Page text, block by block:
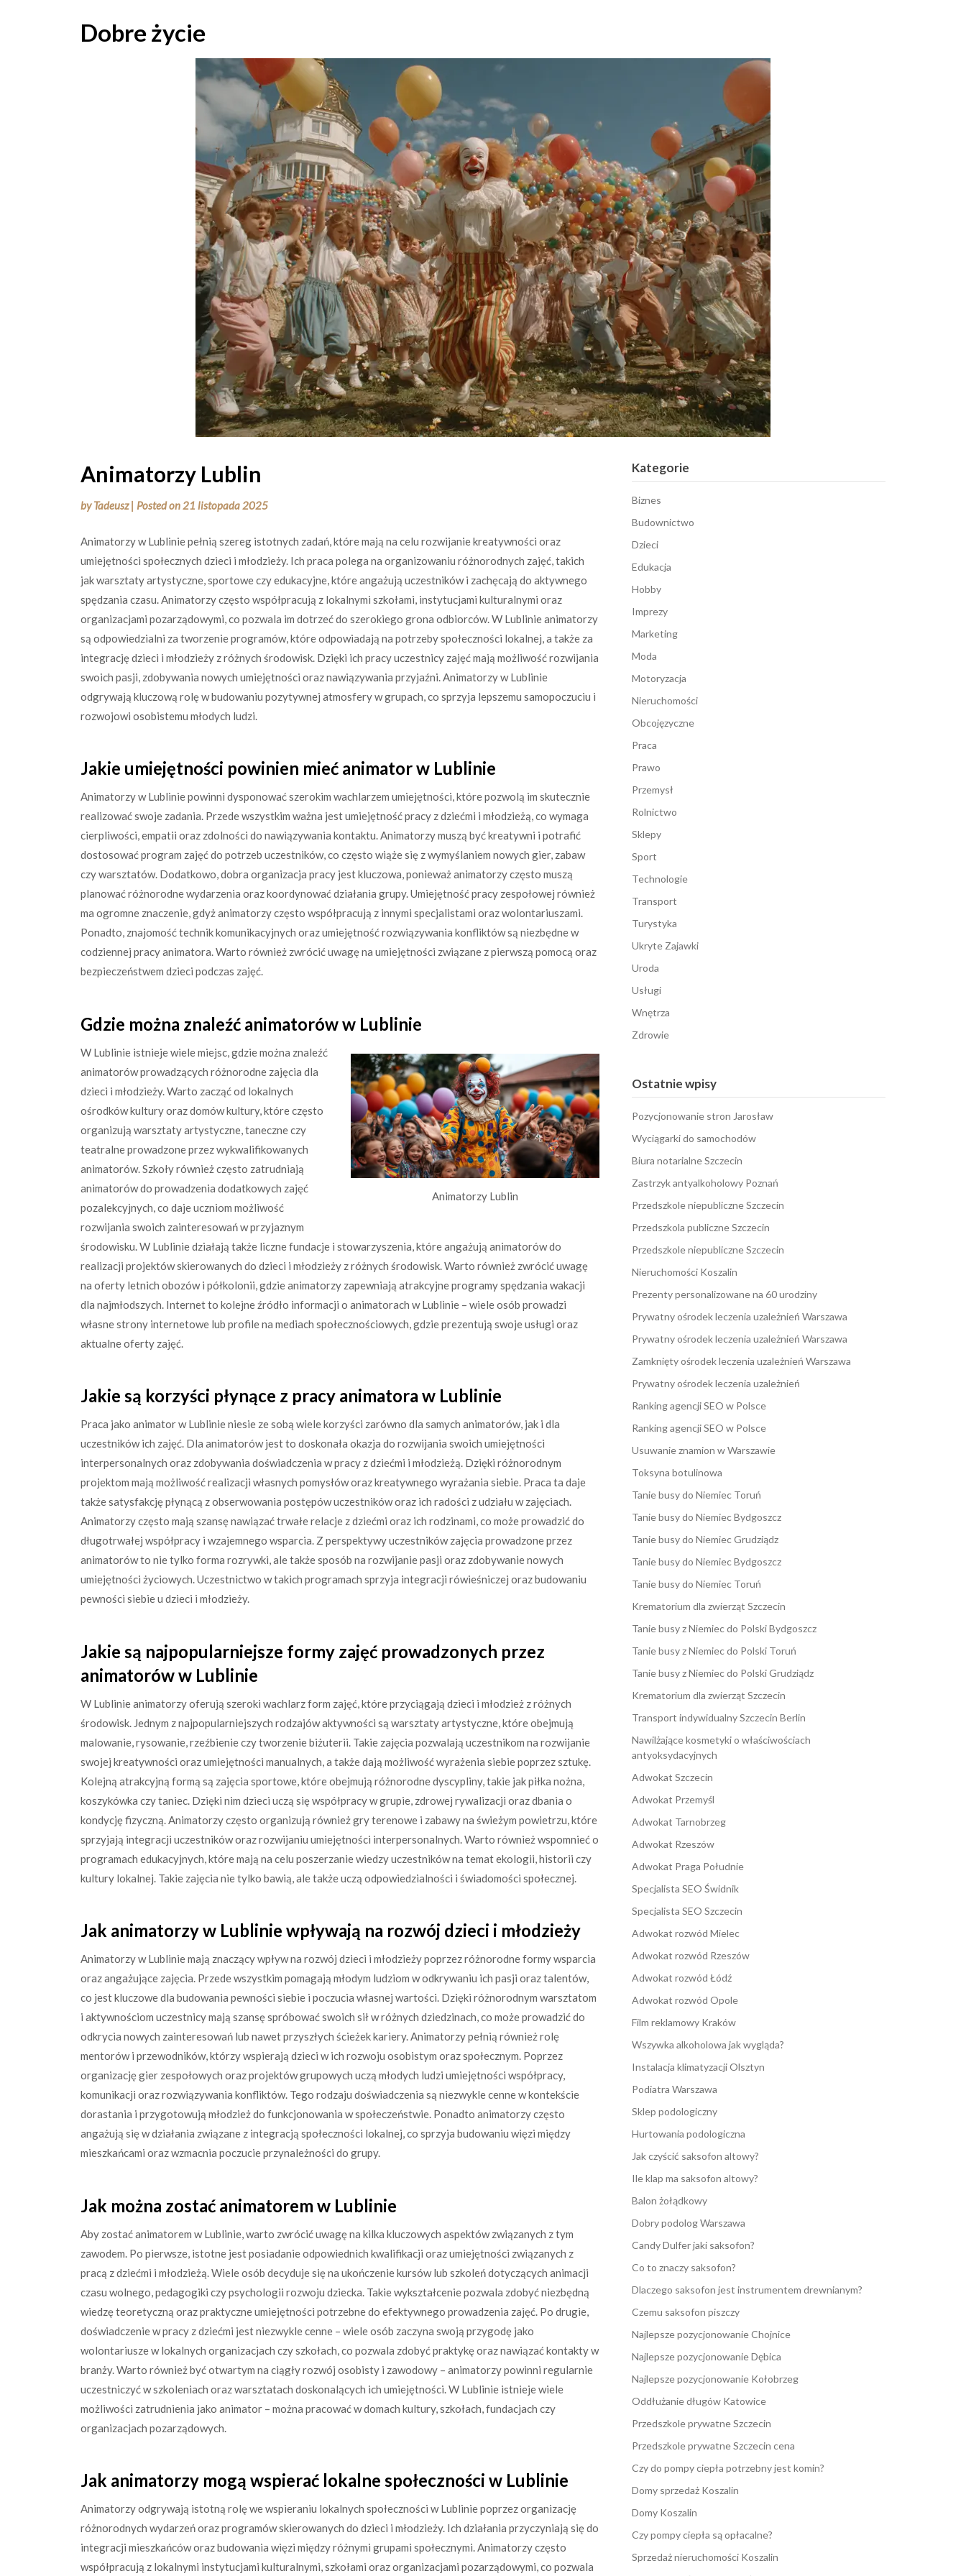
Dobre życie
Animatorzy Lublin
byTadeusz | Posted on21 listopada 2025
Animatorzy w Lublinie pełnią szereg istotnych zadań, które mają na celu rozwijanie kreatywności oraz
umiejętności społecznych dzieci i młodzieży. Ich praca polega na organizowaniu różnorodnych zajęć, takich
jak warsztaty artystyczne, sportowe czy edukacyjne, które angażują uczestników i zachęcają do aktywnego
spędzania czasu. Animatorzy często współpracują z lokalnymi szkołami, instytucjami kulturalnymi oraz
organizacjami pozarządowymi, co pozwala im dotrzeć do szerokiego grona odbiorców. W Lublinie animatorzy
są odpowiedzialni za tworzenie programów, które odpowiadają na potrzeby społeczności lokalnej, a także za
integrację dzieci i młodzieży z różnych środowisk. Dzięki ich pracy uczestnicy zajęć mają możliwość rozwijania
swoich pasji, zdobywania nowych umiejętności oraz nawiązywania przyjaźni. Animatorzy w Lublinie
odgrywają kluczową rolę w budowaniu pozytywnej atmosfery w grupach, co sprzyja lepszemu samopoczuciu i
rozwojowi osobistemu młodych ludzi.
Jakie umiejętności powinien mieć animator w Lublinie
Animatorzy w Lublinie powinni dysponować szerokim wachlarzem umiejętności, które pozwolą im skutecznie
realizować swoje zadania. Przede wszystkim ważna jest umiejętność pracy z dziećmi i młodzieżą, co wymaga
cierpliwości, empatii oraz zdolności do nawiązywania kontaktu. Animatorzy muszą być kreatywni i potrafić
dostosować program zajęć do potrzeb uczestników, co często wiąże się z wymyślaniem nowych gier, zabaw
czy warsztatów. Dodatkowo, dobra organizacja pracy jest kluczowa, ponieważ animatorzy często muszą
planować różnorodne wydarzenia oraz koordynować działania grupy. Umiejętność pracy zespołowej również
ma ogromne znaczenie, gdyż animatorzy często współpracują z innymi specjalistami oraz wolontariuszami.
Ponadto, znajomość technik komunikacyjnych oraz umiejętność rozwiązywania konfliktów są niezbędne w
codziennej pracy animatora. Warto również zwrócić uwagę na umiejętności związane z pierwszą pomocą oraz
bezpieczeństwem dzieci podczas zajęć.
Gdzie można znaleźć animatorów w Lublinie
Animatorzy Lublin
W Lublinie istnieje wiele miejsc, gdzie można znaleźć
animatorów prowadzących różnorodne zajęcia dla
dzieci i młodzieży. Warto zacząć od lokalnych
ośrodków kultury oraz domów kultury, które często
organizują warsztaty artystyczne, taneczne czy
teatralne prowadzone przez wykwalifikowanych
animatorów. Szkoły również często zatrudniają
animatorów do prowadzenia dodatkowych zajęć
pozalekcyjnych, co daje uczniom możliwość
rozwijania swoich zainteresowań w przyjaznym
środowisku. W Lublinie działają także liczne fundacje i stowarzyszenia, które angażują animatorów do
realizacji projektów skierowanych do dzieci i młodzieży z różnych środowisk. Warto również zwrócić uwagę
na oferty letnich obozów i półkolonii, gdzie animatorzy zapewniają atrakcyjne programy spędzania wakacji
dla najmłodszych. Internet to kolejne źródło informacji o animatorach w Lublinie – wiele osób prowadzi
własne strony internetowe lub profile na mediach społecznościowych, gdzie prezentują swoje usługi oraz
aktualne oferty zajęć.
Jakie są korzyści płynące z pracy animatora w Lublinie
Praca jako animator w Lublinie niesie ze sobą wiele korzyści zarówno dla samych animatorów, jak i dla
uczestników ich zajęć. Dla animatorów jest to doskonała okazja do rozwijania swoich umiejętności
interpersonalnych oraz zdobywania doświadczenia w pracy z dziećmi i młodzieżą. Dzięki różnorodnym
projektom mają możliwość realizacji własnych pomysłów oraz kreatywnego wyrażania siebie. Praca ta daje
także satysfakcję płynącą z obserwowania postępów uczestników oraz ich radości z udziału w zajęciach.
Animatorzy często mają szansę nawiązać trwałe relacje z dziećmi oraz ich rodzinami, co może prowadzić do
długotrwałej współpracy i wzajemnego wsparcia. Z perspektywy uczestników zajęcia prowadzone przez
animatorów to nie tylko forma rozrywki, ale także sposób na rozwijanie pasji oraz zdobywanie nowych
umiejętności życiowych. Uczestnictwo w takich programach sprzyja integracji rówieśniczej oraz budowaniu
pewności siebie u dzieci i młodzieży.
Jakie są najpopularniejsze formy zajęć prowadzonych przez
animatorów w Lublinie
W Lublinie animatorzy oferują szeroki wachlarz form zajęć, które przyciągają dzieci i młodzież z różnych
środowisk. Jednym z najpopularniejszych rodzajów aktywności są warsztaty artystyczne, które obejmują
malowanie, rysowanie, rzeźbienie czy tworzenie biżuterii. Takie zajęcia pozwalają uczestnikom na rozwijanie
swojej kreatywności oraz umiejętności manualnych, a także dają możliwość wyrażenia siebie poprzez sztukę.
Kolejną atrakcyjną formą są zajęcia sportowe, które obejmują różnorodne dyscypliny, takie jak piłka nożna,
koszykówka czy taniec. Dzięki nim dzieci uczą się współpracy w grupie, zdrowej rywalizacji oraz dbania o
kondycję fizyczną. Animatorzy często organizują również gry terenowe i zabawy na świeżym powietrzu, które
sprzyjają integracji uczestników oraz rozwijaniu umiejętności interpersonalnych. Warto również wspomnieć o
programach edukacyjnych, które mają na celu poszerzanie wiedzy uczestników na temat ekologii, historii czy
kultury lokalnej. Takie zajęcia nie tylko bawią, ale także uczą odpowiedzialności i świadomości społecznej.
Jak animatorzy w Lublinie wpływają na rozwój dzieci i młodzieży
Animatorzy w Lublinie mają znaczący wpływ na rozwój dzieci i młodzieży poprzez różnorodne formy wsparcia
oraz angażujące zajęcia. Przede wszystkim pomagają młodym ludziom w odkrywaniu ich pasji oraz talentów,
co jest kluczowe dla budowania pewności siebie i poczucia własnej wartości. Dzięki różnorodnym warsztatom
i aktywnościom uczestnicy mają szansę spróbować swoich sił w różnych dziedzinach, co może prowadzić do
odkrycia nowych zainteresowań lub nawet przyszłych ścieżek kariery. Animatorzy pełnią również rolę
mentorów i przewodników, którzy wspierają dzieci w ich rozwoju osobistym oraz społecznym. Poprzez
organizację gier zespołowych oraz projektów grupowych uczą młodych ludzi umiejętności współpracy,
komunikacji oraz rozwiązywania konfliktów. Tego rodzaju doświadczenia są niezwykle cenne w kontekście
dorastania i przygotowują młodzież do funkcjonowania w społeczeństwie. Ponadto animatorzy często
angażują się w działania związane z integracją społeczności lokalnej, co sprzyja budowaniu więzi między
mieszkańcami oraz wzmacnia poczucie przynależności do grupy.
Jak można zostać animatorem w Lublinie
Aby zostać animatorem w Lublinie, warto zwrócić uwagę na kilka kluczowych aspektów związanych z tym
zawodem. Po pierwsze, istotne jest posiadanie odpowiednich kwalifikacji oraz umiejętności związanych z
pracą z dziećmi i młodzieżą. Wiele osób decyduje się na ukończenie kursów lub szkoleń dotyczących animacji
czasu wolnego, pedagogiki czy psychologii rozwoju dziecka. Takie wykształcenie pozwala zdobyć niezbędną
wiedzę teoretyczną oraz praktyczne umiejętności potrzebne do efektywnego prowadzenia zajęć. Po drugie,
doświadczenie w pracy z dziećmi jest niezwykle cenne – wiele osób zaczyna swoją przygodę jako
wolontariusze w lokalnych organizacjach czy szkołach, co pozwala zdobyć praktykę oraz nawiązać kontakty w
branży. Warto również być otwartym na ciągły rozwój osobisty i zawodowy – animatorzy powinni regularnie
uczestniczyć w szkoleniach oraz warsztatach doskonalących ich umiejętności. W Lublinie istnieje wiele
możliwości zatrudnienia jako animator – można pracować w domach kultury, szkołach, fundacjach czy
organizacjach pozarządowych.
Jak animatorzy mogą wspierać lokalne społeczności w Lublinie
Animatorzy odgrywają istotną rolę we wspieraniu lokalnych społeczności w Lublinie poprzez organizację
różnorodnych wydarzeń oraz programów skierowanych do dzieci i młodzieży. Ich działania przyczyniają się do
integracji mieszkańców oraz budowania więzi między różnymi grupami społecznymi. Animatorzy często
współpracują z lokalnymi instytucjami kulturalnymi, szkołami oraz organizacjami pozarządowymi, co pozwala
Kategorie
Biznes
Budownictwo
Dzieci
Edukacja
Hobby
Imprezy
Marketing
Moda
Motoryzacja
Nieruchomości
Obcojęzyczne
Praca
Prawo
Przemysł
Rolnictwo
Sklepy
Sport
Technologie
Transport
Turystyka
Ukryte Zajawki
Uroda
Usługi
Wnętrza
Zdrowie
Ostatnie wpisy
Pozycjonowanie stron Jarosław
Wyciągarki do samochodów
Biura notarialne Szczecin
Zastrzyk antyalkoholowy Poznań
Przedszkole niepubliczne Szczecin
Przedszkola publiczne Szczecin
Przedszkole niepubliczne Szczecin
Nieruchomości Koszalin
Prezenty personalizowane na 60 urodziny
Prywatny ośrodek leczenia uzależnień Warszawa
Prywatny ośrodek leczenia uzależnień Warszawa
Zamknięty ośrodek leczenia uzależnień Warszawa
Prywatny ośrodek leczenia uzależnień
Ranking agencji SEO w Polsce
Ranking agencji SEO w Polsce
Usuwanie znamion w Warszawie
Toksyna botulinowa
Tanie busy do Niemiec Toruń
Tanie busy do Niemiec Bydgoszcz
Tanie busy do Niemiec Grudziądz
Tanie busy do Niemiec Bydgoszcz
Tanie busy do Niemiec Toruń
Krematorium dla zwierząt Szczecin
Tanie busy z Niemiec do Polski Bydgoszcz
Tanie busy z Niemiec do Polski Toruń
Tanie busy z Niemiec do Polski Grudziądz
Krematorium dla zwierząt Szczecin
Transport indywidualny Szczecin Berlin
Nawilżające kosmetyki o właściwościach
antyoksydacyjnych
Adwokat Szczecin
Adwokat Przemyśl
Adwokat Tarnobrzeg
Adwokat Rzeszów
Adwokat Praga Południe
Specjalista SEO Świdnik
Specjalista SEO Szczecin
Adwokat rozwód Mielec
Adwokat rozwód Rzeszów
Adwokat rozwód Łódź
Adwokat rozwód Opole
Film reklamowy Kraków
Wszywka alkoholowa jak wygląda?
Instalacja klimatyzacji Olsztyn
Podiatra Warszawa
Sklep podologiczny
Hurtowania podologiczna
Jak czyścić saksofon altowy?
Ile klap ma saksofon altowy?
Balon żołądkowy
Dobry podolog Warszawa
Candy Dulfer jaki saksofon?
Co to znaczy saksofon?
Dlaczego saksofon jest instrumentem drewnianym?
Czemu saksofon piszczy
Najlepsze pozycjonowanie Chojnice
Najlepsze pozycjonowanie Dębica
Najlepsze pozycjonowanie Kołobrzeg
Oddłużanie długów Katowice
Przedszkole prywatne Szczecin
Przedszkole prywatne Szczecin cena
Czy do pompy ciepła potrzebny jest komin?
Domy sprzedaż Koszalin
Domy Koszalin
Czy pompy ciepła są opłacalne?
Sprzedaż nieruchomości Koszalin